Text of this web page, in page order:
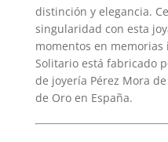
distinción y elegancia.
singularidad con esta
momentos en
Solitario está fabricado
de joyería Pérez Mora
de Oro en España.